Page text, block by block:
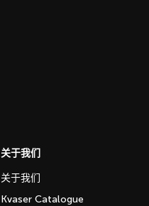
关于我们
关于我们
Kvaser Catalogue